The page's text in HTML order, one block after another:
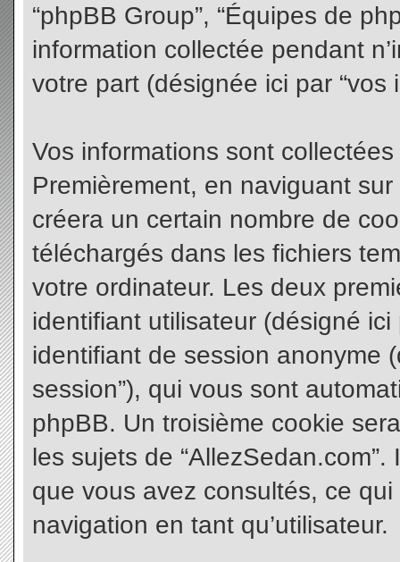
“phpBB Group”, “Équipes de
information collectée pendant
votre part (désignée ici par “vos
Vos informations sont
Premièrement, en naviguant
créera un certain nombre de
téléchargés dans les fichiers
votre ordinateur. Les deux
identifiant utilisateur (désigné ici
identifiant de session anonyme
session”), qui vous sont
phpBB. Un troisième cookie
les sujets de
que vous avez consultés, ce
navigation en tant qu’utilisateur.